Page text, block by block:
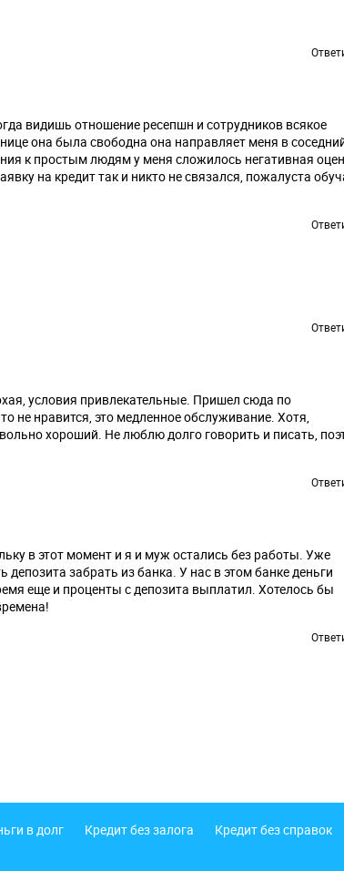
видишь отношение ресепшн и сотрудников всякое
она была свободна она направляет меня в
к простым людям у меня сложилось негативная
на кредит так и никто не связался, пожалуста
условия привлекательные. Пришел сюда по
не нравится, это медленное обслуживание. Хотя,
хороший. Не люблю долго говорить и писать,
в этот момент и я и муж остались без работы. Уже
забрать из банка. У нас в этом банке деньги
еще и проценты с депозита выплатил. Хотелось бы
в долг Кредит без залога Кредит без справок